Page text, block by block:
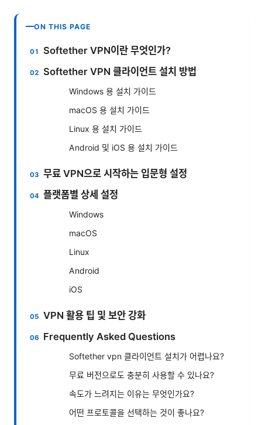
ON THIS PAGE
Softether VPN이란 무엇인가?
Softether VPN 클라이언트 설치 방법
Windows 용 설치 가이드
macOS 용 설치 가이드
Linux 용 설치 가이드
Android 및 iOS 용 설치 가이드
무료 VPN으로 시작하는 입문형 설정
플랫폼별 상세 설정
Windows
macOS
Linux
Android
iOS
VPN 활용 팁 및 보안 강화
Frequently Asked Questions
Softether vpn 클라이언트 설치가 어렵나요?
무료 버전으로도 충분히 사용할 수 있나요?
속도가 느려지는 이유는 무엇인가요?
어떤 프로토콜을 선택하는 것이 좋나요?